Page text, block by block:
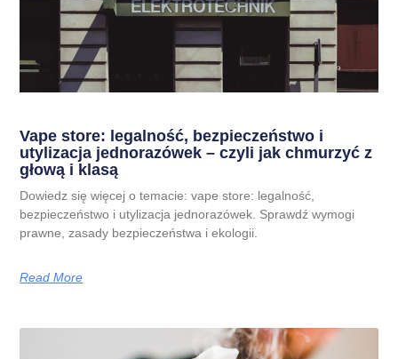
Vape store: legalność, bezpieczeństwo i
utylizacja jednorazówek – czyli jak chmurzyć z
głową i klasą
Dowiedz się więcej o temacie: vape store: legalność,
bezpieczeństwo i utylizacja jednorazówek. Sprawdź wymogi
prawne, zasady bezpieczeństwa i ekologii.
Read More